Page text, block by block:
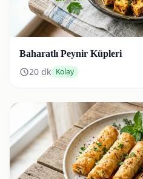
Baharatlı Peynir Küpleri
20 dk Kolay